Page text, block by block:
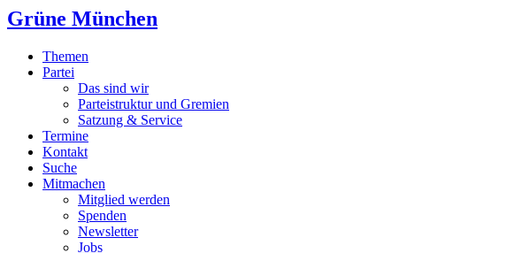
Grüne München
Themen
Partei
Das sind wir
Parteistruktur und Gremien
Satzung & Service
Termine
Kontakt
Suche
Mitmachen
Mitglied werden
Spenden
Newsletter
Jobs